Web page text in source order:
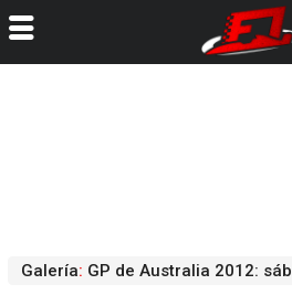
Galería: GP de Australia 2012: